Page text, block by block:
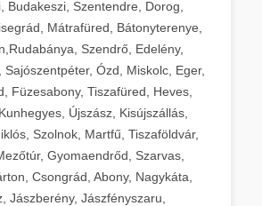
Budakeszi, Szentendre, Dorog,
Mátrafüred, Bátonyterenye,
Szendrő, Edelény,
Sajószentpéter, Ózd, Miskolc, Eger,
Füzesabony, Tiszafüred, Heves,
Újszász, Kisújszállás,
Szolnok, Martfű, Tiszaföldvár,
Gyomaendrőd, Szarvas,
Csongrád, Abony, Nagykáta,
Jászberény, Jászfényszaru,